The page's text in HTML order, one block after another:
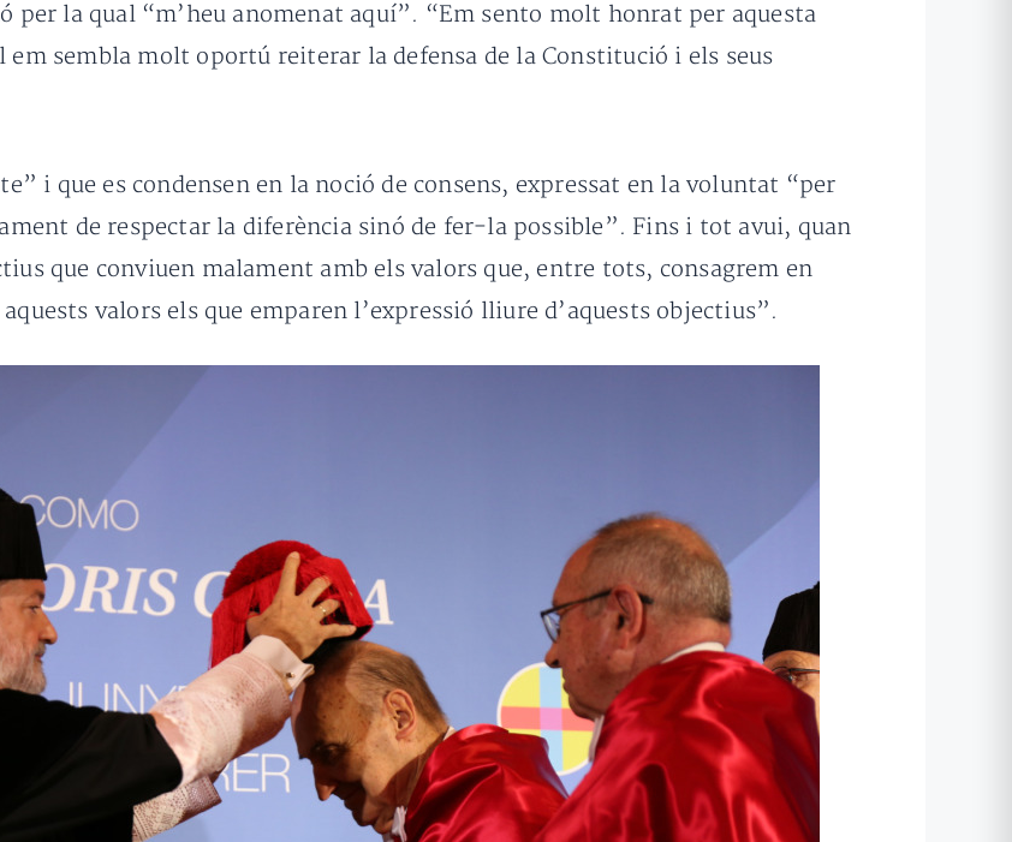
per la qual “m’heu anomenat aquí”. “Em sento molt honrat per aquesta
em sembla molt oportú reiterar la defensa de la Constitució i els seus
i que es condensen en la noció de consens, expressat en la voluntat “per
de respectar la diferència sinó de fer-la possible”. Fins i tot avui, quan
que conviuen malament amb els valors que, entre tots, consagrem en
valors els que emparen l’expressió lliure d’aquests objectius”.